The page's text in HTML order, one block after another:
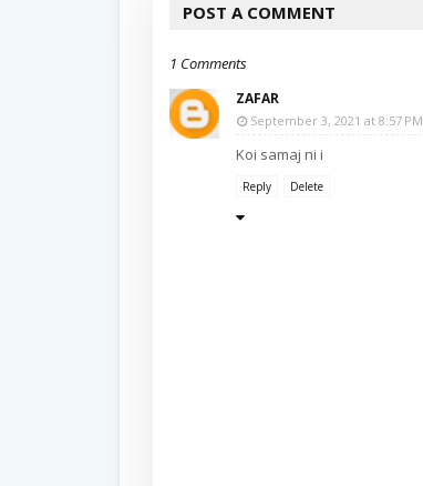
POST A COMMENT
1 Comments
ZAFAR
September 3, 2021 at 8:57 PM
Koi samaj ni i
Reply Delete